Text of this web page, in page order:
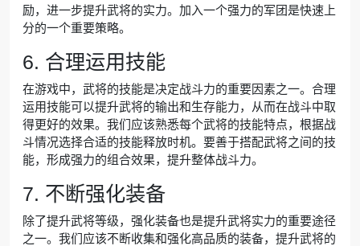
励，进一步提升武将的实力。加入一个强力的军团是快速上
分的一个重要策略。
6. 合理运用技能
在游戏中，武将的技能是决定战斗力的重要因素之一。合理
运用技能可以提升武将的输出和生存能力，从而在战斗中取
得更好的效果。我们应该熟悉每个武将的技能特点，根据战
斗情况选择合适的技能释放时机。要善于搭配武将之间的技
能，形成强力的组合效果，提升整体战斗力。
7. 不断强化装备
除了提升武将等级，强化装备也是提升武将实力的重要途径
之一。我们应该不断收集和强化高品质的装备，提升武将的